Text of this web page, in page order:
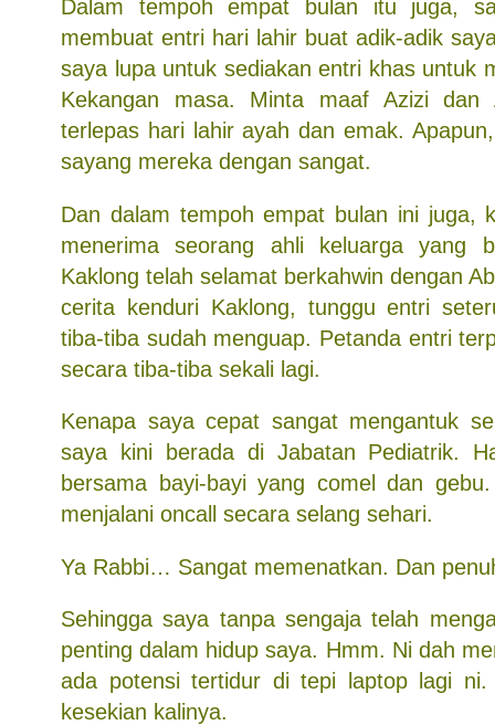
Dalam tempoh empat bulan itu juga,
membuat entri hari lahir buat adik-adik
saya lupa untuk sediakan entri khas untuk
Kekangan masa. Minta maaf Azizi dan
terlepas hari lahir ayah dan emak.
sayang mereka dengan sangat.
Dan dalam tempoh empat bulan ini juga,
menerima seorang ahli keluarga yang
Kaklong telah selamat berkahwin dengan
cerita kenduri Kaklong, tunggu entri
tiba-tiba sudah menguap. Petanda entri
secara tiba-tiba sekali lagi.
Kenapa saya cepat sangat mengantuk
saya kini berada di Jabatan Pediatrik.
bersama bayi-bayi yang comel dan
menjalani oncall secara selang sehari.
Ya Rabbi… Sangat memenatkan. Dan
Sehingga saya tanpa sengaja telah
penting dalam hidup saya. Hmm. Ni dah
ada potensi tertidur di tepi laptop lagi ni.
kesekian kalinya.